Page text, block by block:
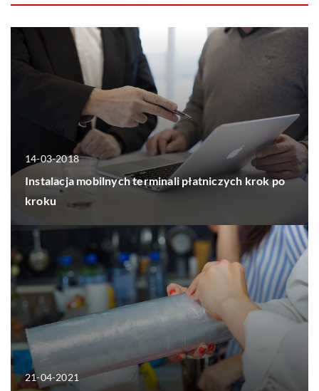
14-03-2018
Instalacja mobilnych terminali płatniczych krok po
kroku
21-04-2021